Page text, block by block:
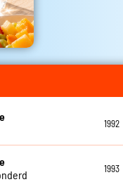
1992
1993